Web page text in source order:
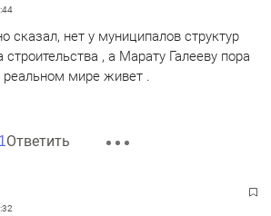
сказал, нет у муниципалов структур
, а Марату Галееву пора
мире живет .
Ответить